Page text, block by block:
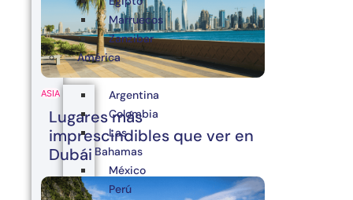
ASIA
Lugares más
imprescindibles que ver en
Dubái
Marruecos
Zanzibar
América
Argentina
Colombia
Las
Bahamas
México
Perú